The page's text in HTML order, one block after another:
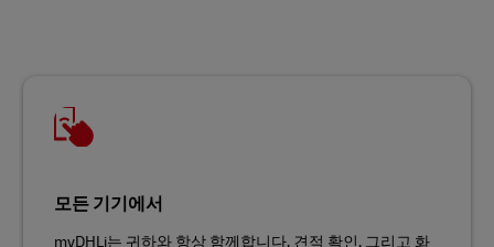
모든 기기에서
myDHLi는 귀하와 항상 함께합니다. 견적 확인, 그리고 화